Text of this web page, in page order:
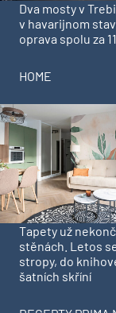
Dva mosty v
v havarijnom
oprava spolu za
HOME
Tapety už
stěnách. Letos
stropy, do
šatních skříní